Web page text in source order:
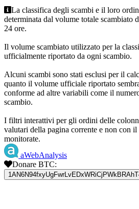
La classifica degli scambi e il loro
determinata dal volume totale scambiato
24 ore.
Il volume scambiato utilizzato per la
ufficialmente riportato da ogni scambio.
Alcuni scambi sono stati esclusi per il
quanto il volume ufficiale riportato
conforme ad altre variabili come il
scambio.
I filtri interattivi per gli ordini delle
valutari della pagina corrente e non con
monitorate.
aWebAnalysis
Donare BTC: